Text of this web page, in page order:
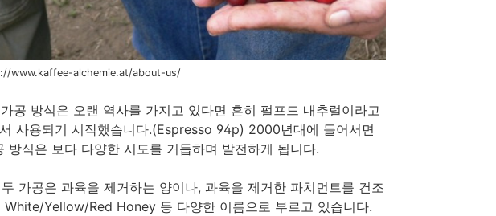
www.kaffee-alchemie.at/about-us/
공 방식은 오랜 역사를 가지고 있다면 흔히 펄프드 내추럴이라고
사용되기 시작했습니다.(Espresso 94p) 2000년대에 들어서면
식은 보다 다양한 시도를 거듭하며 발전하게 됩니다.
가공은 과육을 제거하는 양이나, 과육을 제거한 파치먼트를 건조
Yellow/Red Honey 등 다양한 이름으로 부르고 있습니다.